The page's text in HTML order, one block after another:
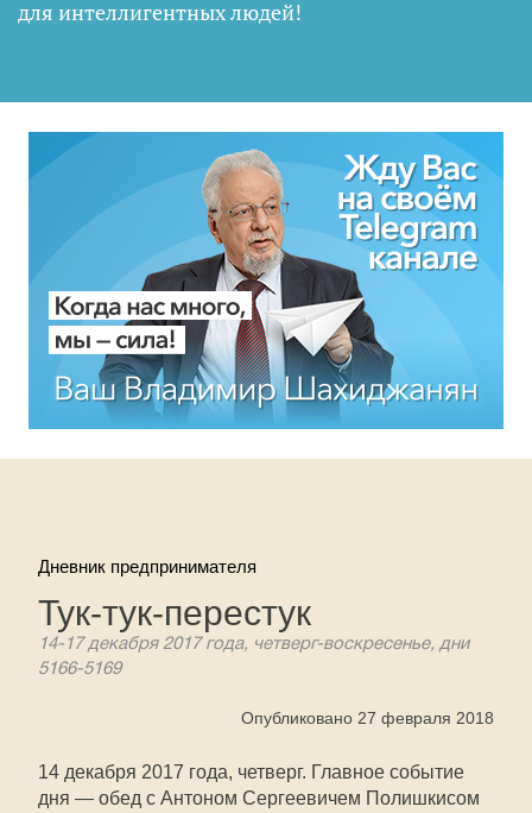
для интеллигентных людей!
Дневник предпринимателя
Тук-тук-перестук
14-17 декабря 2017 года, четверг-воскресенье, дни
5166-5169
Опубликовано 27 февраля 2018
14 декабря 2017 года, четверг. Главное событие
дня — обед с Антоном Сергеевичем Полишкисом